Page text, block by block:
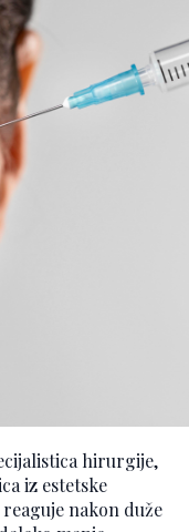
hirurgije,
iz estetske
nakon duže